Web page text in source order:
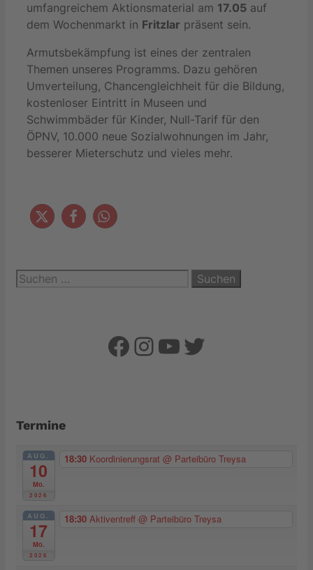
umfangreichem Aktionsmaterial am 17.05 auf
dem Wochenmarkt in Fritzlar präsent sein.
Armutsbekämpfung ist eines der zentralen
Themen unseres Programms. Dazu gehören
Umverteilung, Chancengleichheit für die Bildung,
kostenloser Eintritt in Museen und
Schwimmbäder für Kinder, Null-Tarif für den
ÖPNV, 10.000 neue Sozialwohnungen im Jahr,
besserer Mieterschutz und vieles mehr.
Suchen
nach:
Facebook
Instagram
YouTube
Twitter
Termine
AUG.
10
Mo.
2026
18:30 Koordinierungsrat @ Parteibüro Treysa
AUG.
17
Mo.
2026
18:30 Aktiventreff @ Parteibüro Treysa